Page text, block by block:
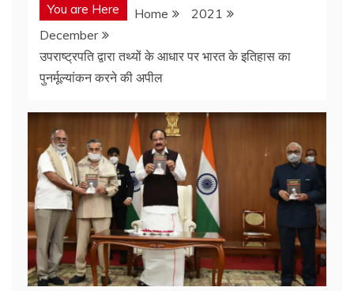
You are Here Home
2021
December
उपराष्ट्रपति द्वारा तथ्यों के आधार पर भारत के इतिहास का
पुनर्मूल्यांकन करने की अपील